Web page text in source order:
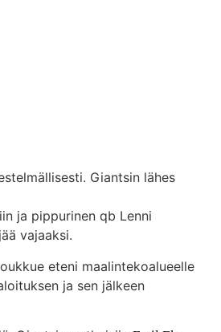
Giantsin lähes
ja pippurinen qb Lenni
vajaaksi.
eteni maalintekoalueelle
ja sen jälkeen